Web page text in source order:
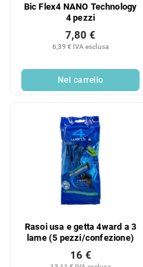
Bic Flex4 NANO Technology
4 pezzi
6,39 € IVA esclusa
7,80 €
Nel carrello
Rasoi usa e getta 4ward a 3
lame (5 pezzi/confezione)
16 €